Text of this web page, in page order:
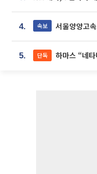
4. 속보 서울양양고
5. 단독 하마스 “네타냐